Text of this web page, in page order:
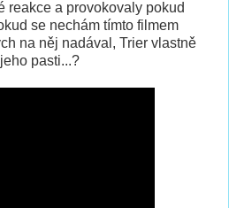
reakce a provokovaly pokud
se nechám tímto filmem
na něj nadával, Trier vlastně
pasti...?